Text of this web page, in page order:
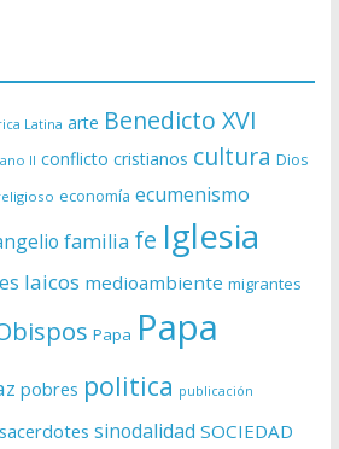
Latina arte Benedicto XVI
II conflicto cristianos cultura Dios
economía ecumenismo
familia fe Iglesia
laicos medioambiente migrantes
Papa Papa
pobres politica publicación
sacerdotes sinodalidad SOCIEDAD